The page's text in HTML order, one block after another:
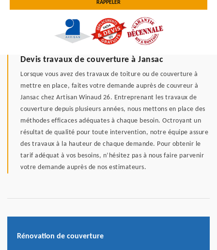
Devis travaux de couverture à Jansac
Lorsque vous avez des travaux de toiture ou de couverture à
mettre en place, faites votre demande auprès de couvreur à
Jansac chez Artisan Winaud 26. Entreprenant les travaux de
couverture depuis plusieurs années, nous mettons en place des
méthodes efficaces adéquates à chaque besoin. Octroyant un
résultat de qualité pour toute intervention, notre équipe assure
des travaux à la hauteur de chaque demande. Pour obtenir le
tarif adéquat à vos besoins, n’hésitez pas à nous faire parvenir
votre demande auprès de nos estimateurs.
Rénovation de couverture